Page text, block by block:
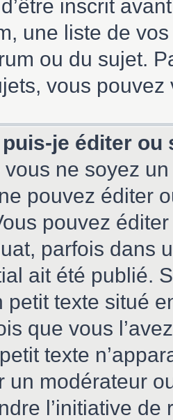
inscrit
une liste de
ou du sujet.
vous
je éditer
ne soyez
pouvez éditer
pouvez
parfois dans
ait été publié.
petit texte situé
que vous
texte
un modérateur
l’initiative